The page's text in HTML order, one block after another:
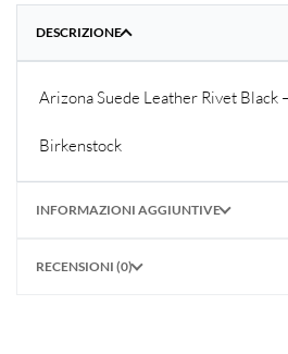
DESCRIZIONE
Arizona Suede Leather Rivet Black
Birkenstock
INFORMAZIONI AGGIUNTIVE
RECENSIONI (0)